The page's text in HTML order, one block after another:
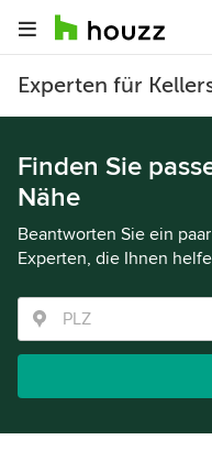
Experten für
Finden Sie
Nähe
Beantworten Sie ein
Experten, die Ihnen